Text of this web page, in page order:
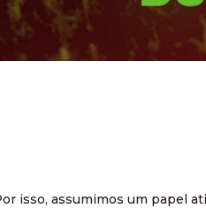
isso, assumimos um papel